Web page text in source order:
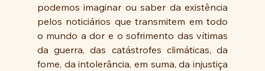
podemos imaginar ou saber da existência
pelos noticiários que transmitem em todo
o mundo a dor e o sofrimento das vítimas
da guerra, das catástrofes climáticas, da
fome, da intolerância, em suma, da injustiça